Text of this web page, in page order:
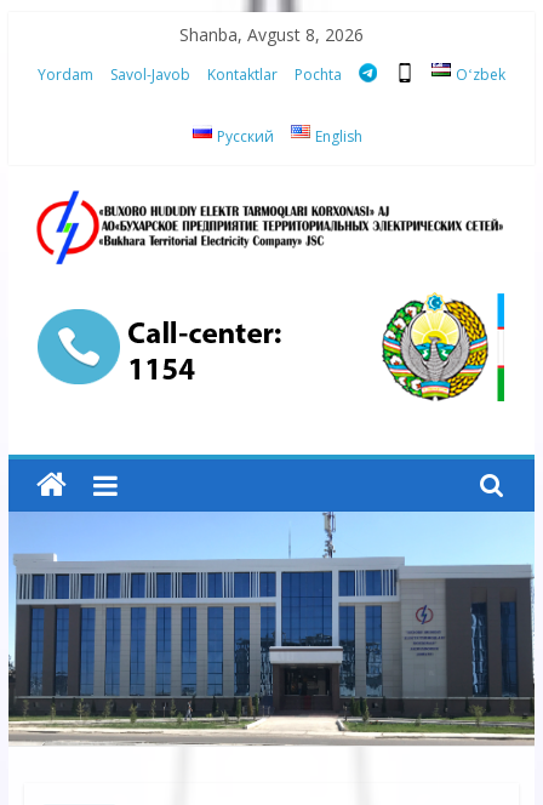
content
Shanba, Avgust 8, 2026
Yordam Savol-Javob Kontaktlar Pochta Oʻzbek
Русский English
“Buxoro
hududiy
elektr
tarmoqlari
korxonasi”
AJ
“Buxoro
hududiy